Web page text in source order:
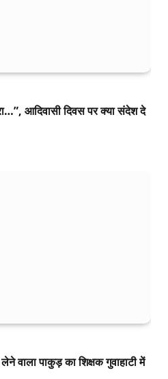
आदिवासी दिवस पर क्या संदेश दे
वाला पाकुड़ का शिक्षक गुवाहाटी में